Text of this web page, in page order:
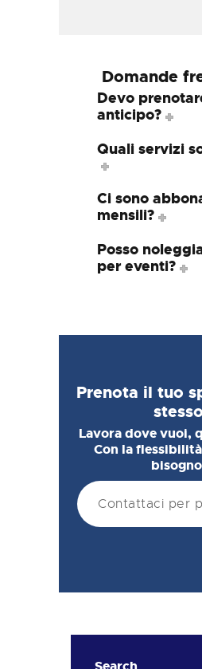
Domande
Devo
anticipo?
Quali servizi
Ci sono
mensili?
Posso
per eventi?
Prenota il tuo
stesso
Lavora dove vuoi,
Con la
Contattaci per